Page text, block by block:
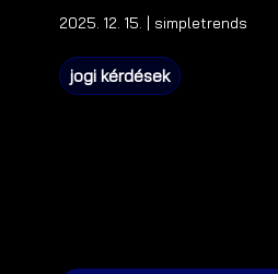
2025. 12. 15. | simpletrends
jogi kérdések